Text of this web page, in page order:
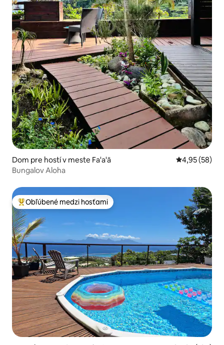
Dom pre hostí v meste Fa'a'ā Priemerné
4,95 (58)
Bungalov Aloha
Najobľúbenejšie medzi hosťami
Obľúbené medzi hosťami